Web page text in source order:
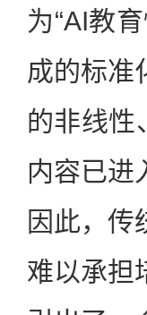
为“AI教
成的标准
的非线性
内容已进
因此，传
难以承担